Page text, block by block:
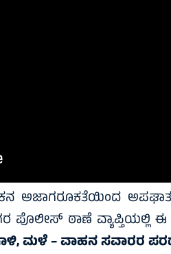
ಅಜಾಗರೂಕತೆಯಿಂದ ಅಪಘಾತ
ಪೊಲೀಸ್ ಠಾಣೆ ವ್ಯಾಪ್ತಿಯಲ್ಲಿ
ಮಳೆ – ವಾಹನ ಸವಾರರ